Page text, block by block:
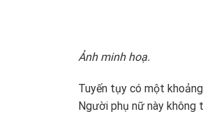
Ảnh minh hoạ.
Tuyến tụy có một
Người phụ nữ này